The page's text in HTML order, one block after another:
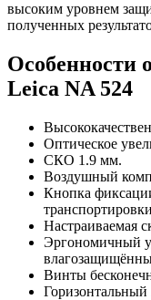
высоким уровнем
полученных
Особенности
Leica NA 524
Оптическое
СКО 1.9 мм.
Воздушный
Кнопка
Настраиваемая
Эргономичный
Винты
Горизонтальный